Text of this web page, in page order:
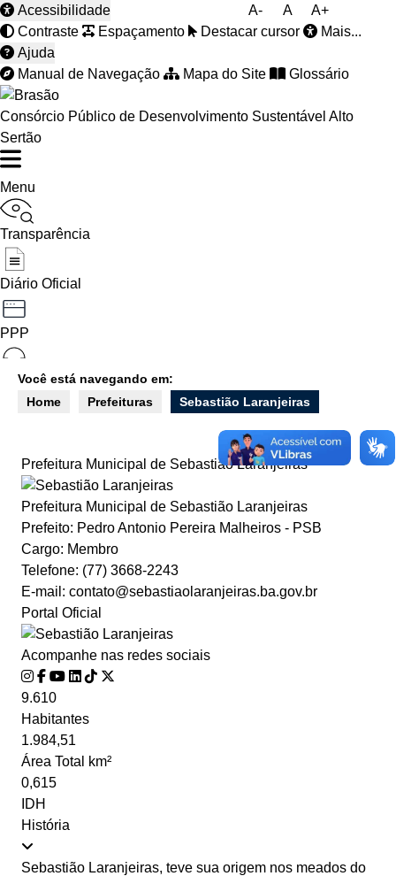
A- A A+
Acessibilidade
Contraste
Espaçamento Destacar cursor
Mais...
Ajuda
Manual de Navegação
Mapa do Site Glossário
Consórcio Público de Desenvolvimento Sustentável Alto
Sertão
Menu
Transparência
Diário Oficial
PPP
Ouvidoria
Filtrar por todos
Acesso à Informação
Cidadão
Empresas
Fotos
Notícias
Prefeituras
Servidor
Transparência
Turistas
Videos
Áudios
Fale conosco
Fale conosco
Nome*
Você está navegando em:
Home
Prefeituras Sebastião Laranjeiras
Prefeitura Municipal de Sebastião Laranjeiras
Prefeitura Municipal de Sebastião Laranjeiras
Prefeito: Pedro Antonio Pereira Malheiros - PSB
Cargo: Membro
Telefone: (77) 3668-2243
E-mail: contato@sebastiaolaranjeiras.ba.gov.br
Portal Oficial
Acompanhe nas redes sociais
9.610
Habitantes
1.984,51
Área Total km²
0,615
IDH
História
Sebastião Laranjeiras, teve sua origem nos meados do